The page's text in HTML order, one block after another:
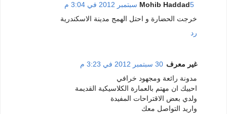
Mohib Haddad5 سبتمبر 2012 في 3:04 م
خرجت الحضارة و احتل الهمج مدينة الاسكندرية
رد
غير معرف 30 سبتمبر 2012 في 3:23 م
مدونة رائعة ومجهود خرافي
احييك ان مهتم بالعمارة الكلاسيكية القديمة
ولدي بعض الاقتراحات المفيدة
واريد التواصل معك